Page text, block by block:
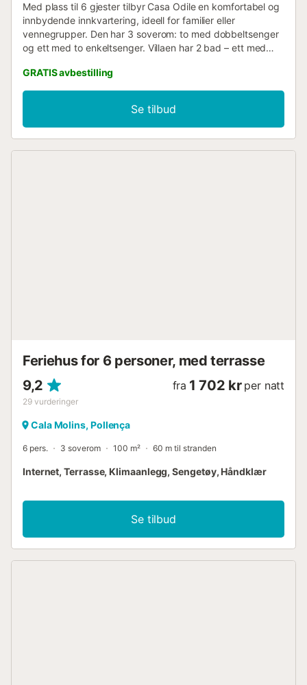
Med plass til 6 gjester tilbyr Casa Odile en komfortabel og
innbydende innkvartering, ideell for familier eller
vennegrupper. Den har 3 soverom: to med dobbeltsenger
og ett med to enkeltsenger. Villaen har 2 bad – ett med
soverommene med dobbeltsenger er plassert langs en
sentral gang og deler de to funksjonelle og velutstyrte
badene. Selv om det ikke er privat parkering, er det enkelt
å parkere på gaten, og gratis Wi-Fi er tilgjengelig overalt
på eiendommen. Villaen ligger i Cala San Vicente, nord på
GRATIS avbestilling
Se tilbud
Feriehus for 6 personer, med terrasse
9,2
29 vurderinger
fra 1 702 kr per natt
Cala Molins, Pollença
6 pers. 3 soverom 100 m² 60 m til stranden
Internet, Terrasse, Klimaanlegg, Sengetøy, Håndklær
Se tilbud